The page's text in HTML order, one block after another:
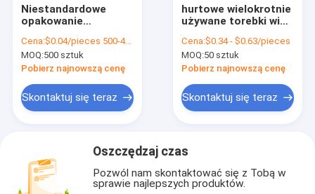
Niestandardowe
opakowanie
Kraft jedzenie na
wynos chleb
papierowy worek do
Cena:$0.04/pieces 500-4999 pieces
MOQ:500 sztuk
Pobierz najnowszą cenę
Skontaktuj się teraz
hurtowe wielokrotnie
używane torebki wina
butelki wina
Cena:$0.34 - $0.63/pieces
MOQ:50 sztuk
Pobierz najnowszą cenę
Skontaktuj się teraz
Oszczędzaj czas
Pozwól nam skontaktować się z Tobą w
sprawie najlepszych produktów.